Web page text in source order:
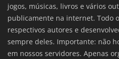
jogos, músicas, livros e vários
publicamente na internet. Todo
respectivos autores e
sempre deles. Importante: não
em nossos servidores. Apenas